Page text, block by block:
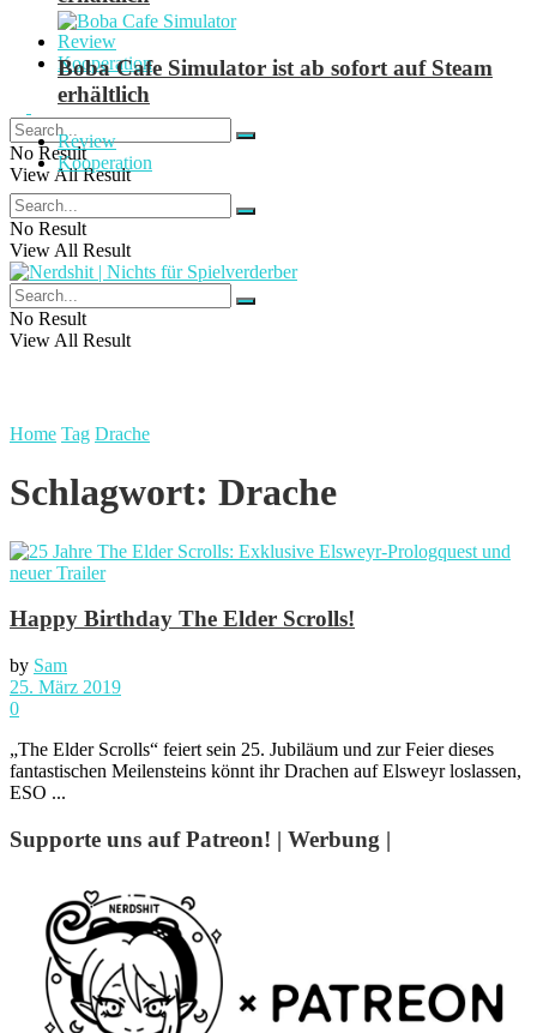
Review
Kooperation
No Result
View All Result
Boba Cafe Simulator ist ab sofort auf Steam
erhältlich
Review
Kooperation
No Result
View All Result
No Result
View All Result
Home Tag Drache
Schlagwort: Drache
Happy Birthday The Elder Scrolls!
by Sam
25. März 2019
0
„The Elder Scrolls“ feiert sein 25. Jubiläum und zur Feier dieses
fantastischen Meilensteins könnt ihr Drachen auf Elsweyr loslassen,
ESO ...
Supporte uns auf Patreon! | Werbung |